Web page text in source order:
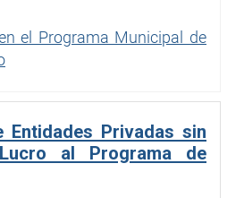
el Programa Municipal de
Entidades Privadas sin
al Programa de